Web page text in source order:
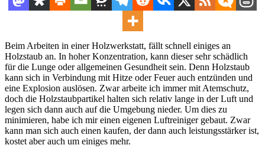
Beim Arbeiten in einer Holzwerkstatt, fällt schnell einiges an
Holzstaub an. In hoher Konzentration, kann dieser sehr schädlich
für die Lunge oder allgemeinen Gesundheit sein. Denn Holzstaub
kann sich in Verbindung mit Hitze oder Feuer auch entzünden und
eine Explosion auslösen. Zwar arbeite ich immer mit Atemschutz,
doch die Holzstaubpartikel halten sich relativ lange in der Luft und
legen sich dann auch auf die Umgebung nieder. Um dies zu
minimieren, habe ich mir einen eigenen Luftreiniger gebaut. Zwar
kann man sich auch einen kaufen, der dann auch leistungsstärker ist,
kostet aber auch um einiges mehr.